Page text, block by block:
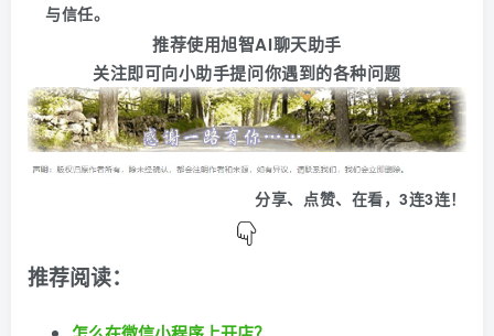
与信任。
推荐使用旭智AI聊天助手
关注即可向小助手提问你遇到的各种问题
分享、点赞、在看，3连3连！
推荐阅读：